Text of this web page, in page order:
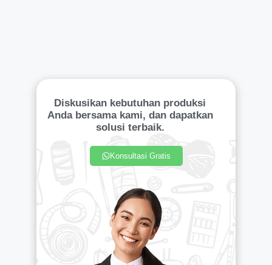
Diskusikan kebutuhan produksi
Anda bersama kami, dan dapatkan
solusi terbaik.
Konsultasi Gratis